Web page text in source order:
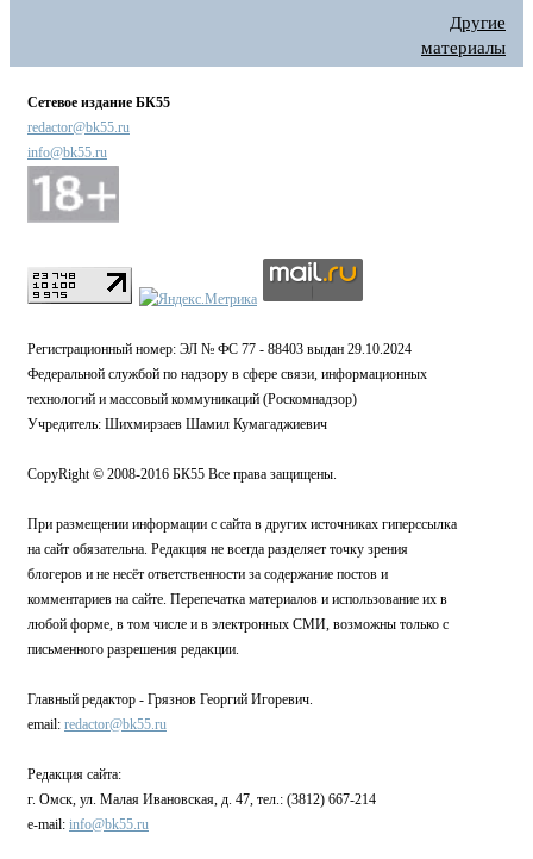
Другие
материалы
Сетевое издание БК55
redactor@bk55.ru
info@bk55.ru
Регистрационный номер: ЭЛ № ФС 77 - 88403 выдан 29.10.2024
Федеральной службой по надзору в сфере связи, информационных
технологий и массовый коммуникаций (Роскомнадзор)
Учредитель: Шихмирзаев Шамил Кумагаджиевич
CopyRight © 2008-2016 БК55 Все права защищены.
При размещении информации с сайта в других источниках гиперссылка
на сайт обязательна. Редакция не всегда разделяет точку зрения
блогеров и не несёт ответственности за содержание постов и
комментариев на сайте. Перепечатка материалов и использование их в
любой форме, в том числе и в электронных СМИ, возможны только с
письменного разрешения редакции.
Главный редактор - Грязнов Георгий Игоревич.
email: redactor@bk55.ru
Редакция сайта:
г. Омск, ул. Малая Ивановская, д. 47, тел.: (3812) 667-214
e-mail: info@bk55.ru